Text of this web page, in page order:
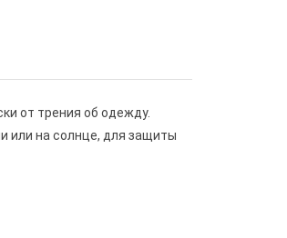
от трения об одежду.
или на солнце, для защиты